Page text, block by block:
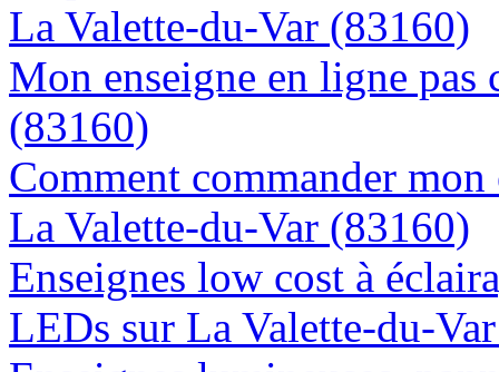
La Valette-du-Var (83160)
Mon enseigne en ligne pas
(83160)
Comment commander
La Valette-du-Var (83160)
Enseignes low cost à
LEDs sur La Valette-du-